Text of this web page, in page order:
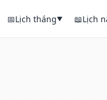
📅Lịch tháng▼ 📖Lịch